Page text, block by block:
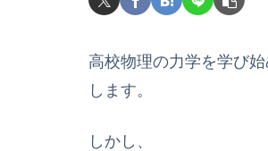
高校物理の力学を学び
します。
しかし、